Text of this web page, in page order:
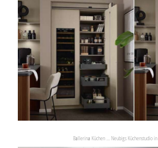
Ballerina Küchen ... Neubigs Küchenstudio